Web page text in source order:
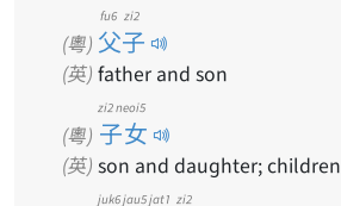
(粵) 父子
fu6 zi2
(英) father and son
(粵) 子女
zi2 neoi5
(英) son and daughter; children
juk6jau5jat1 zi2